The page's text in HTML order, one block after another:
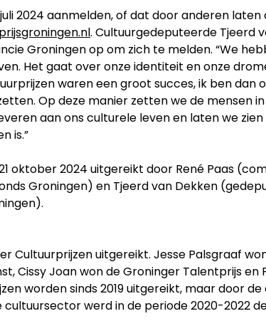
2024 aanmelden, of dat door anderen laten
. Cultuurgedeputeerde Tjeerd
Groningen op om zich te melden. “We
Het gaat over onze identiteit en onze
waren een groot succes, ik ben dan
Op deze manier zetten we de mensen
aan ons culturele leven en laten we
is.”
oktober 2024 uitgereikt door René Paas
Groningen) en Tjeerd van Dekken
Cultuurprijzen uitgereikt. Jesse Palsgraaf
Cissy Joan won de Groninger Talentprijs en
worden sinds 2019 uitgereikt, maar door
werd in de periode 2020-2022